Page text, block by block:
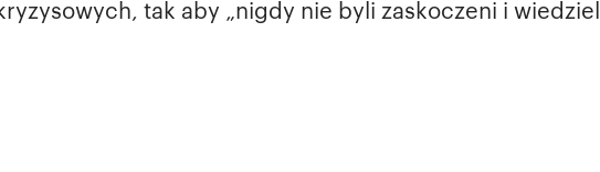
tak aby „nigdy nie byli zaskoczeni i